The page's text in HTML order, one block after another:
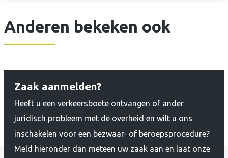
Anderen bekeken ook
Zaak aanmelden?
Heeft u een verkeersboete ontvangen of ander
juridisch probleem met de overheid en wilt u ons
inschakelen voor een bezwaar- of beroepsprocedure?
Meld hieronder dan meteen uw zaak aan en laat onze